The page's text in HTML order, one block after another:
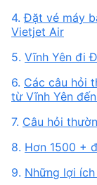
4.Đặt vé máy
Vietjet Air
5. Vĩnh Yên đi
6. Các câu hỏi
từ Vĩnh Yên
7. Câu hỏi
8. Hơn 1500 +
9. Những lợi